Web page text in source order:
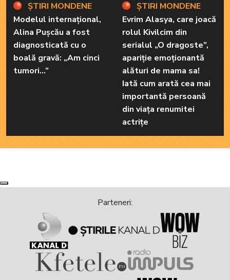
ȘTIRI MONDENE
Modelul internațional,
Alina Pușcău a fost
diagnosticată cu o
boală gravă: „Am cinci
tumori...”
ȘTIRI MONDENE
Evrim Alasya, care joacă
rolul Kivilcim din
serialul „O dragoste”,
apariție emoționantă
alături de mama sa!
Iată cum arată cea mai
importantă persoană
din viața renumitei
actrițe
Next
Previous
Parteneri: